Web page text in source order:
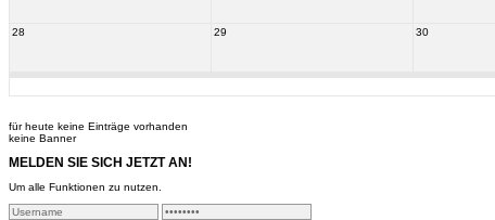
28 29 30
für heute keine Einträge vorhanden
keine Banner
MELDEN SIE SICH JETZT AN!
Um alle Funktionen zu nutzen.